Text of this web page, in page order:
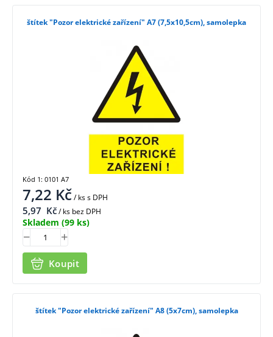
štítek "Pozor elektrické zařízení" A7 (7,5x10,5cm), samolepka
7,22 Kč/ kss DPH
5,97 Kč/ ks bez DPH
Skladem (99 ks)
Koupit
Kód 1: 0101 A7
štítek "Pozor elektrické zařízení" A8 (5x7cm), samolepka